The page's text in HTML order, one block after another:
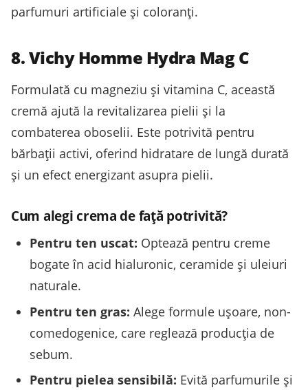
parfumuri artificiale și coloranți.
8. Vichy Homme Hydra Mag C
Formulată cu magneziu și vitamina C, această
cremă ajută la revitalizarea pielii și la
combaterea oboselii. Este potrivită pentru
bărbații activi, oferind hidratare de lungă durată
și un efect energizant asupra pielii.
Cum alegi crema de față potrivită?
Pentru ten uscat: Optează pentru creme
bogate în acid hialuronic, ceramide și uleiuri
naturale.
Pentru ten gras: Alege formule ușoare, non-
comedogenice, care reglează producția de
sebum.
Pentru pielea sensibilă: Evită parfumurile și